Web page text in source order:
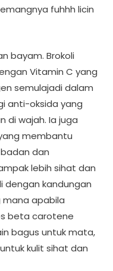
fuhhh licin
bayam. Brokoli
Vitamin C yang
semulajadi dalam
anti-oksida yang
di wajah. Ia juga
membantu
dan
lebih sihat dan
dengan kandungan
apabila
beta carotene
bagus untuk mata,
kulit sihat dan